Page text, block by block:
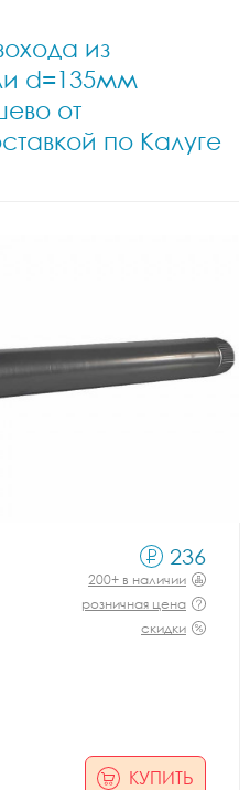
из
d=135мм
от
по Калуге
236
200+ в наличии
розничная цена
скидки
КУПИТЬ